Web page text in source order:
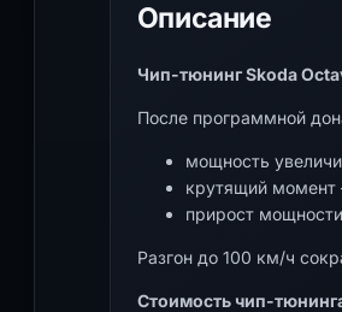
Описание
Чип-тюнинг Skoda
После программной
мощность
крутящий
прирост
Разгон до 100 км/ч
Стоимость чип-